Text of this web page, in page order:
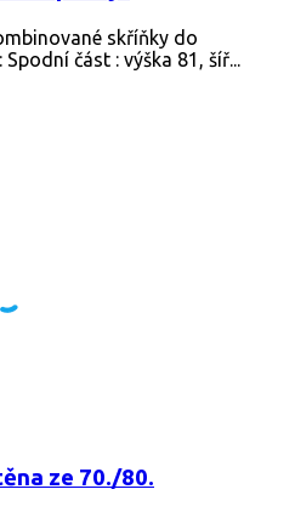
skříňky do
část : výška 81, šíř...
ze 70./80.